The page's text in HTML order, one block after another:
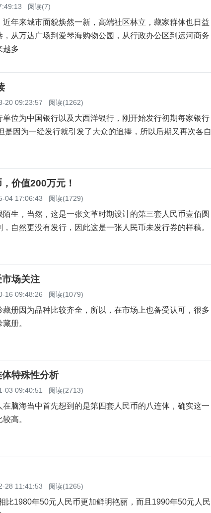
阅读(7)
年来城市面貌焕然一新，高端社区林立，藏家群体也日益
从万达广场到爱琴海购物公园，从行政办公区到运河商务
越多
20 09:23:57 阅读(1262)
位为中国银行以及大西洋银行，刚开始发行初期每家银行
是因为一经发行就引发了大众的追捧，所以后期又再次各自
价值200万元！
04 17:06:43 阅读(1729)
生，当然，这是一张文革时期设计的第三套人民币壹佰圆
自然更没有发行，因此这是一张人民币未发行券的样稿。
场关注
16 09:48:26 阅读(1079)
册因为品种比较齐全，所以，在市场上也备受认可，很多
册。
特殊性分析
03 09:40:51 阅读(2713)
脑海当中首先想到的是第四套人民币的八连体，确实这一
高。
28 11:41:53 阅读(1265)
比1980年50元人民币更加鲜明艳丽，而且1990年50元人民